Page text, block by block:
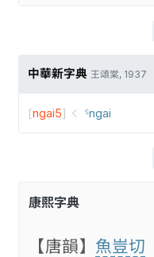
中華新字典 王頌棠, 1937
[ngai5] ꜃ngai
康熙字典
【唐韻】 魚豈切